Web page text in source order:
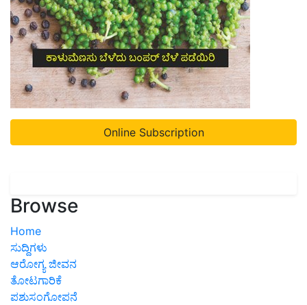
Online Subscription
Browse
Home
ಸುದ್ದಿಗಳು
ಆರೋಗ್ಯ ಜೀವನ
ತೋಟಗಾರಿಕೆ
ಪಶುಸಂಗೋಪನೆ